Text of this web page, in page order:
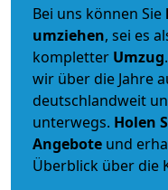
Bei uns können Sie
umziehen, sei es
kompletter Umzug
wir über die Jahre
deutschlandweit
unterwegs. Holen
Angebote und
Überblick über die